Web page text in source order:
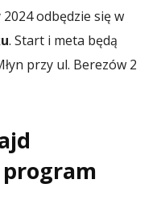
odbędzie się w
. Start i meta będą
przy ul. Berezów 2
program